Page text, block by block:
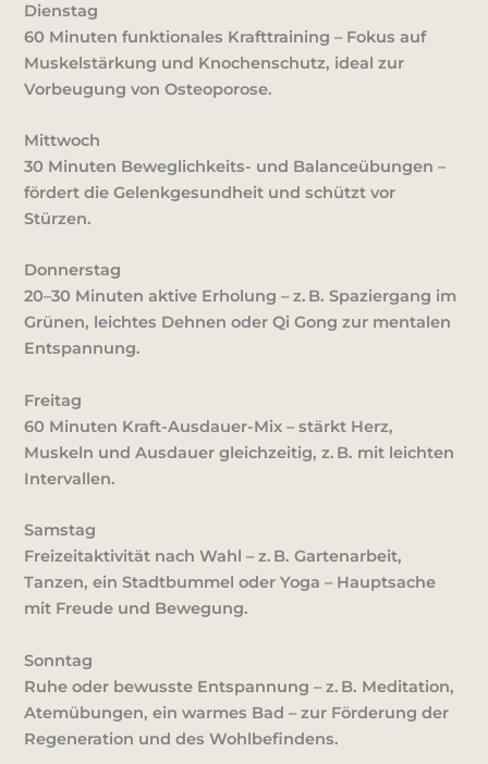
Dienstag
60 Minuten funktionales Krafttraining – Fokus auf
Muskelstärkung und Knochenschutz, ideal zur
Vorbeugung von Osteoporose.
Mittwoch
30 Minuten Beweglichkeits- und Balanceübungen –
fördert die Gelenkgesundheit und schützt vor
Stürzen.
Donnerstag
20–30 Minuten aktive Erholung – z. B. Spaziergang im
Grünen, leichtes Dehnen oder Qi Gong zur mentalen
Entspannung.
Freitag
60 Minuten Kraft-Ausdauer-Mix – stärkt Herz,
Muskeln und Ausdauer gleichzeitig, z. B. mit leichten
Intervallen.
Samstag
Freizeitaktivität nach Wahl – z. B. Gartenarbeit,
Tanzen, ein Stadtbummel oder Yoga – Hauptsache
mit Freude und Bewegung.
Sonntag
Ruhe oder bewusste Entspannung – z. B. Meditation,
Atemübungen, ein warmes Bad – zur Förderung der
Regeneration und des Wohlbefindens.